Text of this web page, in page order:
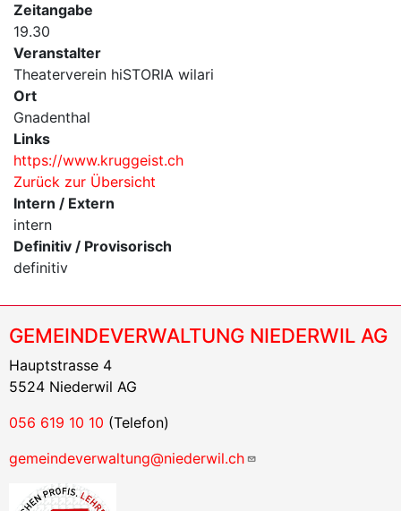
Zeitangabe
19.30
Veranstalter
Theaterverein hiSTORIA wilari
Ort
Gnadenthal
Links
https://www.kruggeist.ch
Zurück zur Übersicht
Intern / Extern
intern
Definitiv / Provisorisch
definitiv
GEMEINDEVERWALTUNG NIEDERWIL AG
Hauptstrasse 4
5524 Niederwil AG
056 619 10 10 (Telefon)
gemeindeverwaltung@niederwil.ch